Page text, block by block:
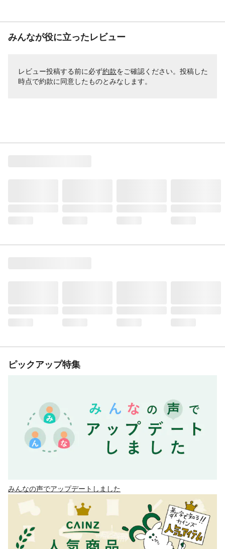
みんなが役に立ったレビュー
レビュー投稿する前に必ず約款をご確認ください。投稿した
時点で約款に同意したものとみなします。
ピックアップ特集
みんなの声でアップデートしました